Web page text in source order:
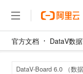
官方文档 DataV数
DataV-Board 6.0 （数据
大模型
产品
解决方案
权益
定价
云市场
伙伴
服务
了解阿里云